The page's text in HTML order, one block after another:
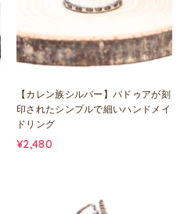
【カレン族シルバー】パドゥアが刻
印されたシンプルで細いハンドメイ
ドリング
¥2,480